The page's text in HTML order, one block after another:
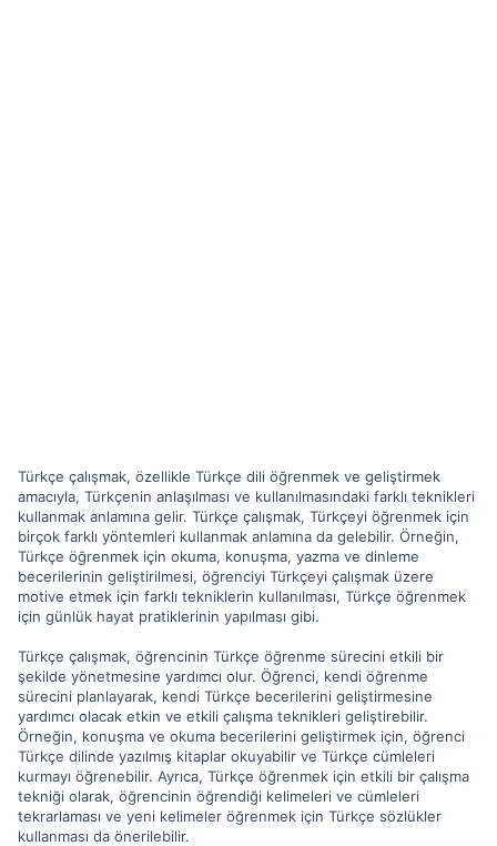
Türkçe çalışmak, özellikle Türkçe dili öğrenmek ve geliştirmek
amacıyla, Türkçenin anlaşılması ve kullanılmasındaki farklı teknikleri
kullanmak anlamına gelir. Türkçe çalışmak, Türkçeyi öğrenmek için
birçok farklı yöntemleri kullanmak anlamına da gelebilir. Örneğin,
Türkçe öğrenmek için okuma, konuşma, yazma ve dinleme
becerilerinin geliştirilmesi, öğrenciyi Türkçeyi çalışmak üzere
motive etmek için farklı tekniklerin kullanılması, Türkçe öğrenmek
için günlük hayat pratiklerinin yapılması gibi.
Türkçe çalışmak, öğrencinin Türkçe öğrenme sürecini etkili bir
şekilde yönetmesine yardımcı olur. Öğrenci, kendi öğrenme
sürecini planlayarak, kendi Türkçe becerilerini geliştirmesine
yardımcı olacak etkin ve etkili çalışma teknikleri geliştirebilir.
Örneğin, konuşma ve okuma becerilerini geliştirmek için, öğrenci
Türkçe dilinde yazılmış kitaplar okuyabilir ve Türkçe cümleleri
kurmayı öğrenebilir. Ayrıca, Türkçe öğrenmek için etkili bir çalışma
tekniği olarak, öğrencinin öğrendiği kelimeleri ve cümleleri
tekrarlaması ve yeni kelimeler öğrenmek için Türkçe sözlükler
kullanması da önerilebilir.